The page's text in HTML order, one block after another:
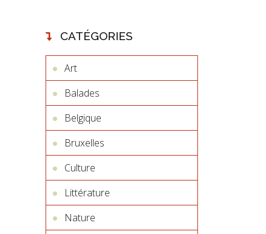
CATÉGORIES
Art
Balades
Belgique
Bruxelles
Culture
Littérature
Nature